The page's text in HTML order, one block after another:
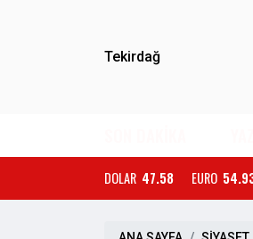
Tekirdağ
DOLAR 47.58 EURO